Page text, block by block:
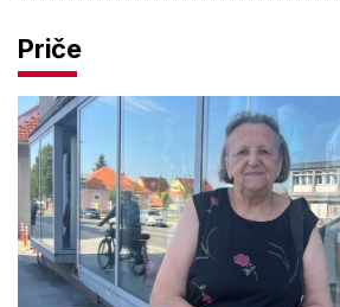
Priče